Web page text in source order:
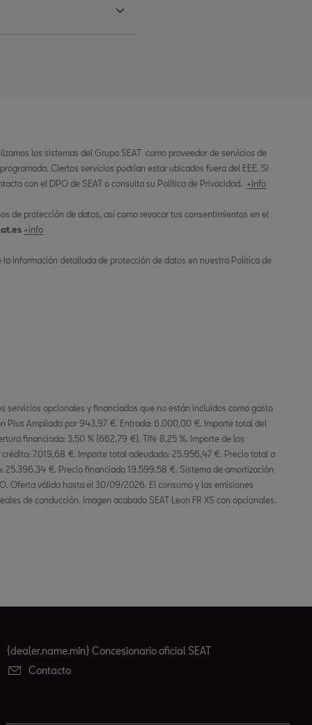
los sistemas del Grupo SEAT como proveedor de servicios de
Ciertos servicios podrían estar ubicados fuera del EEE. Si
con el DPO de SEAT o consulta su Política de Privacidad. +info
de protección de datos, así como revocar tus consentimientos en el
+info
la información detallada de protección de datos en nuestra Política de
servicios opcionales y financiados que no están incluidos como gasto
de conducción. Imagen acabado SEAT Leon FR XS con opcionales.
{dealer.name.min} Concesionario oficial SEAT
Contacto